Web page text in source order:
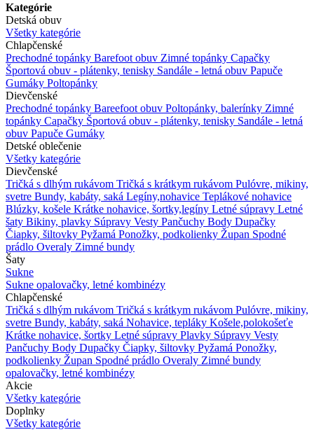
Kategórie
Detská obuv
Všetky kategórie
Chlapčenské
Prechodné topánky Barefoot obuv Zimné topánky Capačky
Športová obuv - plátenky, tenisky Sandále - letná obuv Papuče
Gumáky Poltopánky
Dievčenské
Prechodné topánky Bareefoot obuv Poltopánky, balerínky Zimné
topánky Capačky Športová obuv - plátenky, tenisky Sandále - letná
obuv Papuče Gumáky
Detské oblečenie
Všetky kategórie
Dievčenské
Tričká s dlhým rukávom Tričká s krátkym rukávom Pulóvre, mikiny,
svetre Bundy, kabáty, saká Legíny,nohavice Teplákové nohavice
Blúzky, košele Krátke nohavice, šortky,legíny Letné súpravy Letné
šaty Bikiny, plavky Súpravy Vesty Pančuchy Body Dupačky
Čiapky, šiltovky Pyžamá Ponožky, podkolienky Župan Spodné
prádlo Overaly Zimné bundy
Šaty
Sukne
Sukne opalovačky, letné kombinézy
Chlapčenské
Tričká s dlhým rukávom Tričká s krátkym rukávom Pulóvre, mikiny,
svetre Bundy, kabáty, saká Nohavice, tepláky Košele,polokošeťe
Krátke nohavice, šortky Letné súpravy Plavky Súpravy Vesty
Pančuchy Body Dupačky Čiapky, šiltovky Pyžamá Ponožky,
podkolienky Župan Spodné prádlo Overaly Zimné bundy
opalovačky, letné kombinézy
Akcie
Všetky kategórie
Doplnky
Všetky kategórie